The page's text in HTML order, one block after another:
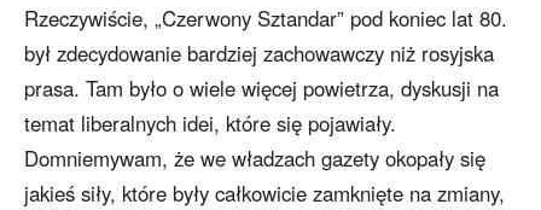
Rzeczywiście, „Czerwony Sztandar” pod koniec lat 80.
był zdecydowanie bardziej zachowawczy niż rosyjska
prasa. Tam było o wiele więcej powietrza, dyskusji na
temat liberalnych idei, które się pojawiały.
Domniemywam, że we władzach gazety okopały się
jakieś siły, które były całkowicie zamknięte na zmiany,